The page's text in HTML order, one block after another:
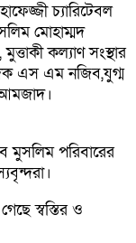
চ্যারিটেবল
মোহাম্মদ
কল্যাণ সংস্থার
এস এম নজিব,যুগ্ম
মুসলিম পরিবারের
স্বস্তির ও